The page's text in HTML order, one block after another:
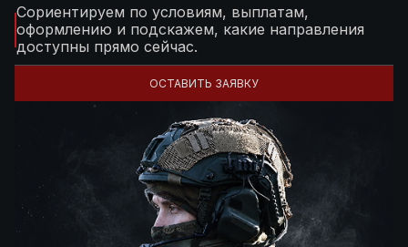
Сориентируем по условиям, выплатам,
оформлению и подскажем, какие направления
доступны прямо сейчас.
ОСТАВИТЬ ЗАЯВКУ